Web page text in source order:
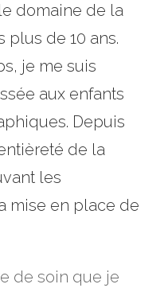
domaine de la
de 10 ans.
je me suis
aux enfants
Depuis
de la
les
mise en place de
de soin que je